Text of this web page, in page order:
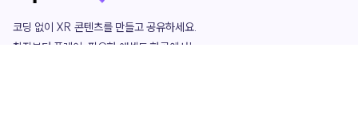
코딩 없이 XR 콘텐츠를 만들고 공유하세요.
창작부터 플레이, 필요한 애셋도 한곳에서!